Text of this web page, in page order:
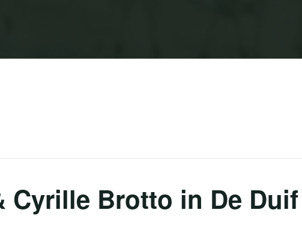
Cyrille Brotto in De Duif